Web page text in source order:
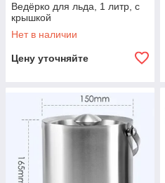
Ведёрко для льда, 1 литр, с
крышкой
Нет в наличии
Цену уточняйте